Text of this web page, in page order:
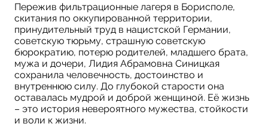
Пережив фильтрационные лагеря в Борисполе,
скитания по оккупированной территории,
принудительный труд в нацистской Германии,
советскую тюрьму, страшную советскую
бюрократию, потерю родителей, младшего брата,
мужа и дочери, Лидия Абрамовна Синицкая
сохранила человечность, достоинство и
внутреннюю силу. До глубокой старости она
оставалась мудрой и доброй женщиной. Её жизнь
– это история невероятного мужества, стойкости
и воли к жизни.